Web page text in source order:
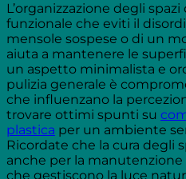
L’organizzazione degli
funzionale che eviti il
mensole sospese o di un
aiuta a mantenere le
un aspetto minimalista e
pulizia generale è
che influenzano la
trovare ottimi spunti su
plastica per un ambiente
Ricordate che la cura degli
anche per la
che gestiscono la luce